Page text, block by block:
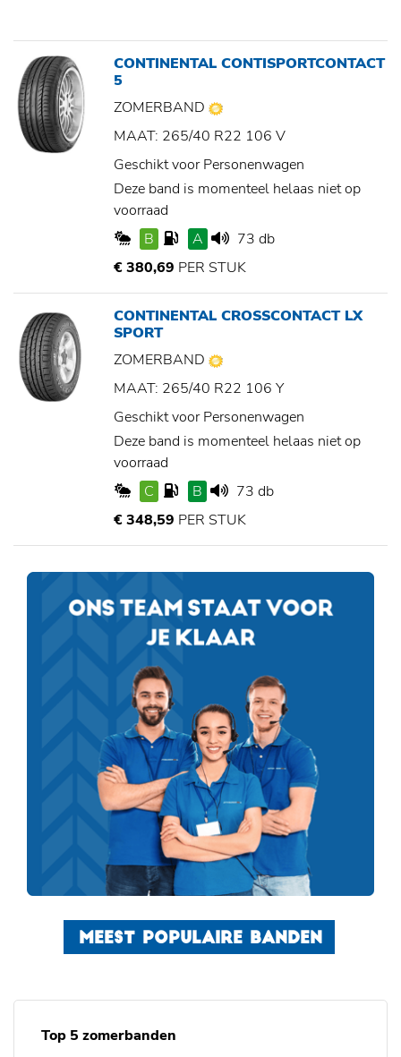
CONTINENTAL CONTISPORTCONTACT
5
ZOMERBAND
MAAT: 265/40 R22 106 V
Geschikt voor Personenwagen
Deze band is momenteel helaas niet op
voorraad
B
A
73 db
€ 380,69 PER STUK
CONTINENTAL CROSSCONTACT LX
SPORT
ZOMERBAND
MAAT: 265/40 R22 106 Y
Geschikt voor Personenwagen
Deze band is momenteel helaas niet op
voorraad
C
B
73 db
€ 348,59 PER STUK
MEEST POPULAIRE BANDEN
Top 5 zomerbanden